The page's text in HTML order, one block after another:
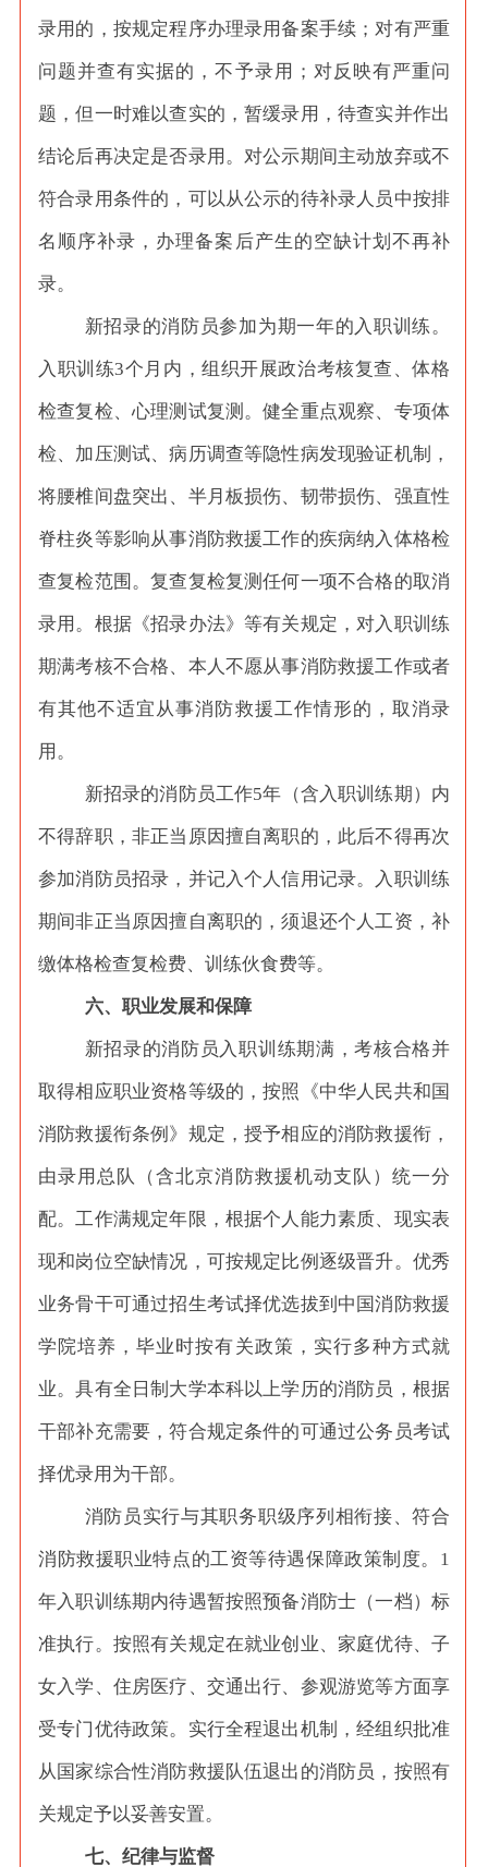
录用的，按规定程序办理录用备案手续；对有严重
问题并查有实据的，不予录用；对反映有严重问
题，但一时难以查实的，暂缓录用，待查实并作出
结论后再决定是否录用。对公示期间主动放弃或不
符合录用条件的，可以从公示的待补录人员中按排
名顺序补录，办理备案后产生的空缺计划不再补
录。
新招录的消防员参加为期一年的入职训练。
入职训练3个月内，组织开展政治考核复查、体格
检查复检、心理测试复测。健全重点观察、专项体
检、加压测试、病历调查等隐性病发现验证机制，
将腰椎间盘突出、半月板损伤、韧带损伤、强直性
脊柱炎等影响从事消防救援工作的疾病纳入体格检
查复检范围。复查复检复测任何一项不合格的取消
录用。根据《招录办法》等有关规定，对入职训练
期满考核不合格、本人不愿从事消防救援工作或者
有其他不适宜从事消防救援工作情形的，取消录
用。
新招录的消防员工作5年（含入职训练期）内
不得辞职，非正当原因擅自离职的，此后不得再次
参加消防员招录，并记入个人信用记录。入职训练
期间非正当原因擅自离职的，须退还个人工资，补
缴体格检查复检费、训练伙食费等。
六、职业发展和保障
新招录的消防员入职训练期满，考核合格并
取得相应职业资格等级的，按照《中华人民共和国
消防救援衔条例》规定，授予相应的消防救援衔，
由录用总队（含北京消防救援机动支队）统一分
配。工作满规定年限，根据个人能力素质、现实表
现和岗位空缺情况，可按规定比例逐级晋升。优秀
业务骨干可通过招生考试择优选拔到中国消防救援
学院培养，毕业时按有关政策，实行多种方式就
业。具有全日制大学本科以上学历的消防员，根据
干部补充需要，符合规定条件的可通过公务员考试
择优录用为干部。
消防员实行与其职务职级序列相衔接、符合
消防救援职业特点的工资等待遇保障政策制度。 1
年入职训练期内待遇暂按照预备消防士（一档）标
准执行。按照有关规定在就业创业、家庭优待、子
女入学、住房医疗、交通出行、参观游览等方面享
受专门优待政策。实行全程退出机制，经组织批准
从国家综合性消防救援队伍退出的消防员，按照有
关规定予以妥善安置。
七、纪律与监督